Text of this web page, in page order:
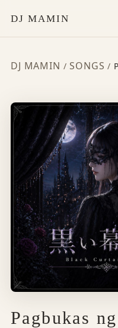
DJ MAMIN
DJ MAMIN /SONGS /
Pagbukas